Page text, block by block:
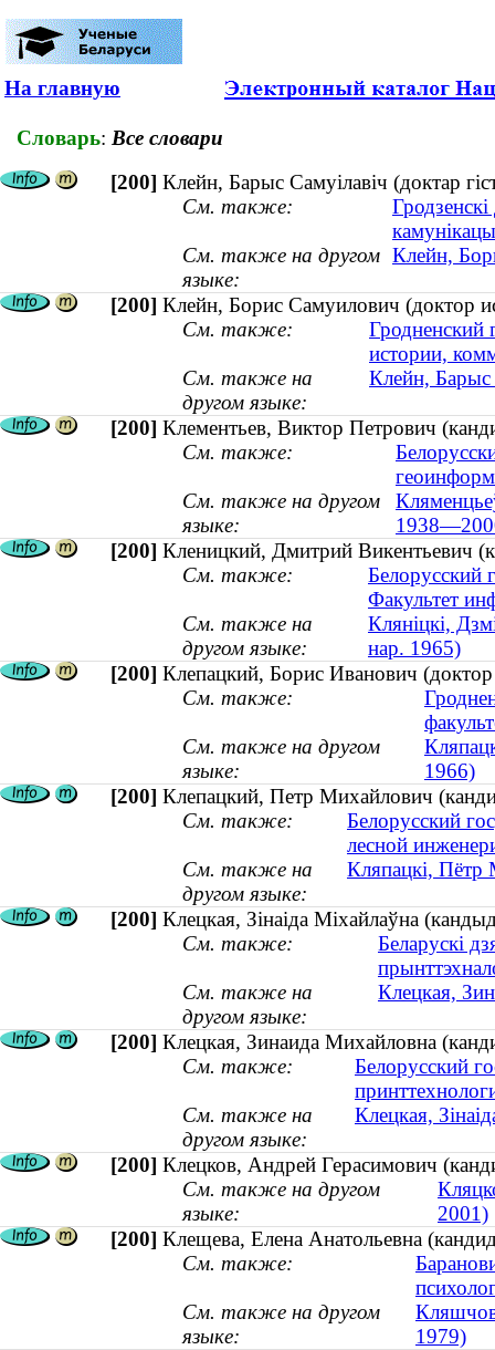
На главную
Словарь: Все словари
[200] Клейн, Барыс Самуілавіч (доктар
См. также:
См. также на другом
языке:
Клейн,
[200] Клейн, Борис Самуилович (доктор
См. также:
Гродненский
истории,
См. также на
другом языке:
Клейн, Барыс
[200] Клементьев, Виктор Петрович
См. также:
См. также на другом
языке:
[200] Кленицкий, Дмитрий Викентьевич
См. также:
Белорусский
Факультет
См. также на
другом языке:
Кляніцкі,
нар. 1965)
[200] Клепацкий, Борис Иванович
См. также:
См. также на другом
языке:
1966)
[200] Клепацкий, Петр Михайлович
См. также:
Белорусский
лесной
См. также на
другом языке:
Кляпацкі, Пётр
[200] Клецкая, Зінаіда Міхайлаўна
См. также:
Беларускі
См. также на
другом языке:
Клецкая,
[200] Клецкая, Зинаида Михайловна
См. также:
Белорусский
См. также на
другом языке:
Клецкая,
[200] Клецков, Андрей Герасимович
См. также на другом
языке:
2001)
[200] Клещева, Елена Анатольевна
См. также:
См. также на другом
языке:
1979)